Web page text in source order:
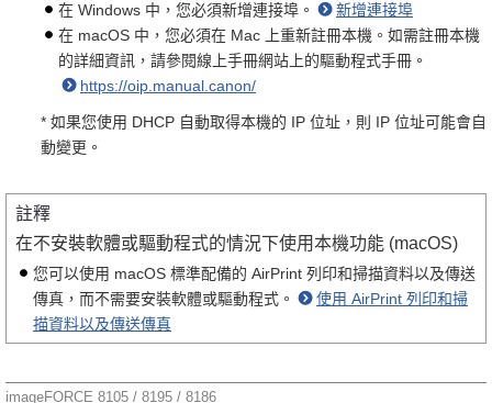
在 Windows 中，您必須新增連接埠。
新增連接埠
在 macOS 中，您必須在 Mac 上重新註冊本機。如需註冊本機
的詳細資訊，請參閱線上手冊網站上的驅動程式手冊。
https://oip.manual.canon/
* 如果您使用 DHCP 自動取得本機的 IP 位址，則 IP 位址可能會自
動變更。
註釋
在不安裝軟體或驅動程式的情況下使用本機功能 (macOS)
您可以使用 macOS 標準配備的 AirPrint 列印和掃描資料以及傳送
傳真，而不需要安裝軟體或驅動程式。
使用 AirPrint 列印和掃
描資料以及傳送傳真
imageFORCE 8105 / 8195 / 8186